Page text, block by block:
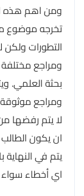
ومن اهم هذه
تخرجه
التطورات
ومراجع
بحثة العلمي.
ومراجع
لا يتم رفضها
ان يكون
يتم في
اي أخطاء سواء